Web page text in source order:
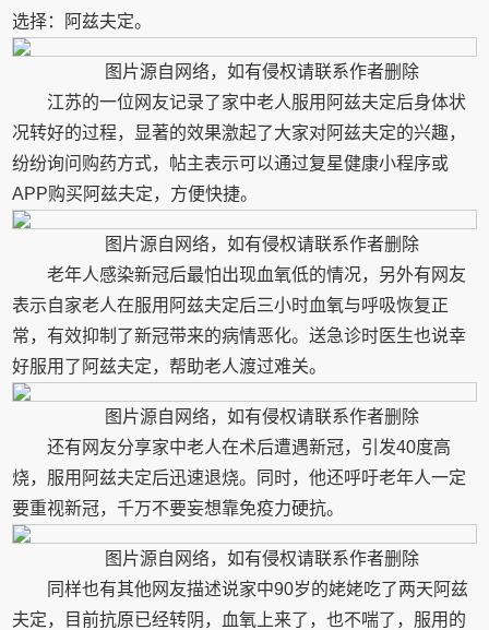
选择：阿兹夫定。
图片源自网络，如有侵权请联系作者删除
江苏的一位网友记录了家中老人服用阿兹夫定后身体状
况转好的过程，显著的效果激起了大家对阿兹夫定的兴趣，
纷纷询问购药方式，帖主表示可以通过复星健康小程序或
APP购买阿兹夫定，方便快捷。
图片源自网络，如有侵权请联系作者删除
老年人感染新冠后最怕出现血氧低的情况，另外有网友
表示自家老人在服用阿兹夫定后三小时血氧与呼吸恢复正
常，有效抑制了新冠带来的病情恶化。送急诊时医生也说幸
好服用了阿兹夫定，帮助老人渡过难关。
图片源自网络，如有侵权请联系作者删除
还有网友分享家中老人在术后遭遇新冠，引发40度高
烧，服用阿兹夫定后迅速退烧。同时，他还呼吁老年人一定
要重视新冠，千万不要妄想靠免疫力硬抗。
图片源自网络，如有侵权请联系作者删除
同样也有其他网友描述说家中90岁的姥姥吃了两天阿兹
夫定，目前抗原已经转阴，血氧上来了，也不喘了，服用的